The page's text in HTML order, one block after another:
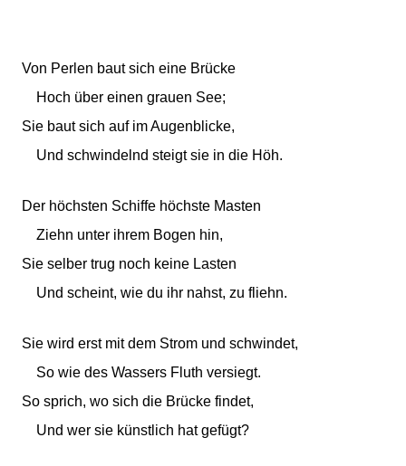
Von Perlen baut sich eine Brücke
Hoch über einen grauen See;
Sie baut sich auf im Augenblicke,
Und schwindelnd steigt sie in die Höh.
Der höchsten Schiffe höchste Masten
Ziehn unter ihrem Bogen hin,
Sie selber trug noch keine Lasten
Und scheint, wie du ihr nahst, zu fliehn.
Sie wird erst mit dem Strom und schwindet,
So wie des Wassers Fluth versiegt.
So sprich, wo sich die Brücke findet,
Und wer sie künstlich hat gefügt?